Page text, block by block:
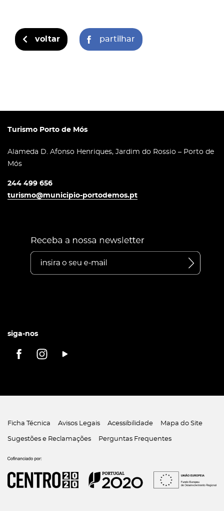
voltar partilhar
Turismo Porto de Mós
Alameda D. Afonso Henriques, Jardim do Rossio – Porto de
Mós
244 499 656
turismo@municipio-portodemos.pt
siga-nos
Ficha Técnica Avisos Legais Acessibilidade Mapa do Site
Sugestões e Reclamações Perguntas Frequentes